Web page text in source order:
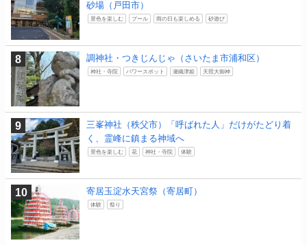
砂場（戸田市）
景色を楽しむ プール 雨の日も楽しめる 砂遊び
調神社・つきじんじゃ（さいたま市浦和区）
神社・寺院 パワースポット 瀬織津姫 天照大御神
三峯神社（秩父市）「呼ばれた人」だけがたどり着
く、霊峰に鎮まる神域へ
景色を楽しむ 花 神社・寺院 体験
寄居玉淀水天宮祭（寄居町）
体験 祭り